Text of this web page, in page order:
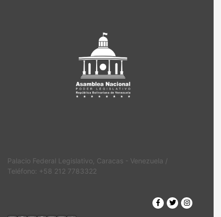
Palacio Federal Legislativo, Caracas - Venezuela /
Teléfono: +58 212 7783322